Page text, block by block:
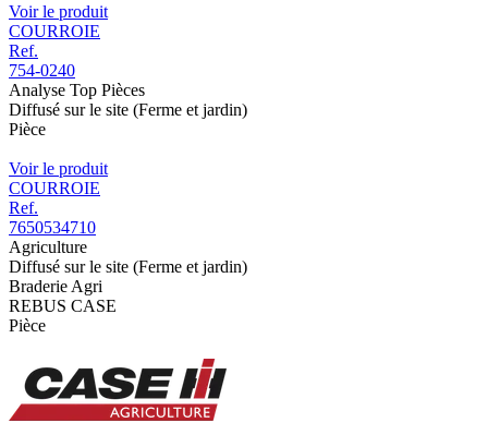
Voir le produit
COURROIE
Ref.
754-0240
Analyse Top Pièces
Diffusé sur le site (Ferme et jardin)
Pièce
Voir le produit
COURROIE
Ref.
7650534710
Agriculture
Diffusé sur le site (Ferme et jardin)
Braderie Agri
REBUS CASE
Pièce